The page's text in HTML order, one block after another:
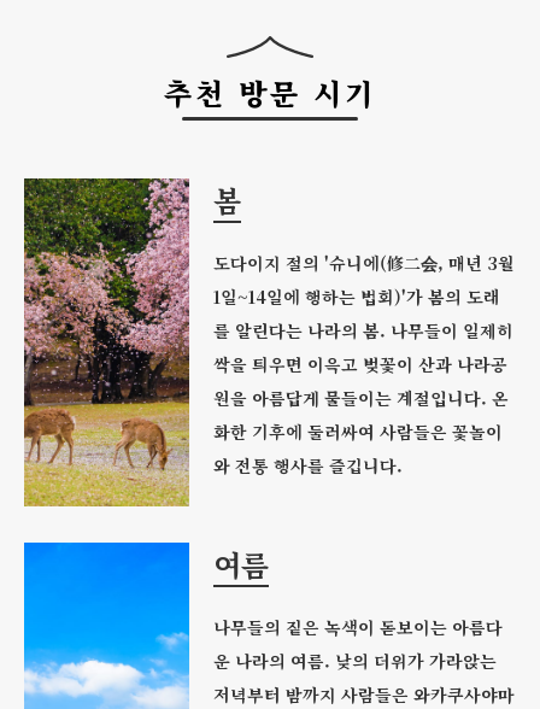
추천 방문 시기
봄
도다이지 절의 '슈니에(修二会, 매년 3월
1일~14일에 행하는 법회)'가 봄의 도래
를 알린다는 나라의 봄. 나무들이 일제히
싹을 틔우면 이윽고 벚꽃이 산과 나라공
원을 아름답게 물들이는 계절입니다. 온
화한 기후에 둘러싸여 사람들은 꽃놀이
와 전통 행사를 즐깁니다.
여름
나무들의 짙은 녹색이 돋보이는 아름다
운 나라의 여름. 낮의 더위가 가라앉는
저녁부터 밤까지 사람들은 와카쿠사야마